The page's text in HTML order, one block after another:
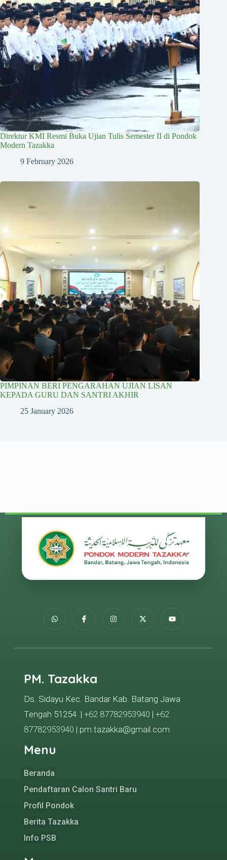
Direktur KMI Resmi Buka Ujian Tulis Semester II di Pondok
Modern Tazakka
9 February 2026
PIMPINAN BERI PENGARAHAN UJIAN LISAN
KEPADA GURU DAN SANTRI AKHIR
25 January 2026
PM. Tazakka
Ds. Sidayu Kec. Bandar Kab. Batang Jawa
Tengah 51254 | +62 87782953940 | +62
87782953940 | pm.tazakka@gmail.com
Menu
Beranda
Pendaftaran Calon Santri Baru
Profil Pondok
Berita Tazakka
Info PSB